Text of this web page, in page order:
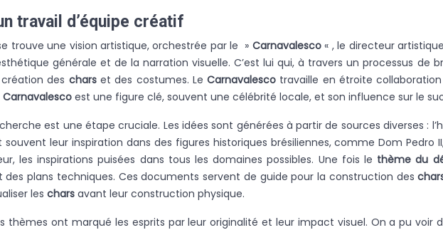
travail d’équipe créatif
trouve une vision artistique, orchestrée par le » Carnavalesco« , le directeur
générale et de la narration visuelle. C’est lui qui, à travers un processus
des chars et des costumes. LeCarnavalesco travaille en étroite
Carnavalesco est une figure clé, souvent une célébrité locale, et son influence sur le
est une étape cruciale. Les idées sont générées à partir de sources diverses :
souvent leur inspiration dans des figures historiques brésiliennes, comme Dom Pedro
les inspirations puisées dans tous les domaines possibles. Une fois le thème du
plans techniques. Ces documents servent de guide pour la construction des
les chars avant leur construction physique.
thèmes ont marqué les esprits par leur originalité et leur impact visuel. On a pu